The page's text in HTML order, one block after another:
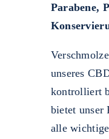
Parabene,
unseres
kontrolliert
bietet unser
alle